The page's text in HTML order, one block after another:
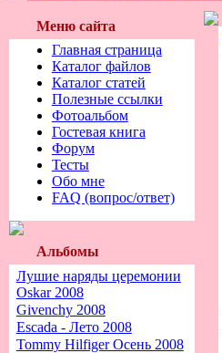
Меню сайта
Главная страница
Каталог файлов
Каталог статей
Полезные ссылки
Фотоальбом
Гостевая книга
Форум
Тесты
Обо мне
FAQ (вопрос/ответ)
Альбомы
Лушие наряды церемонии
Oskar 2008
Givenchy 2008
Escada - Лето 2008
Tommy Hilfiger Осень 2008